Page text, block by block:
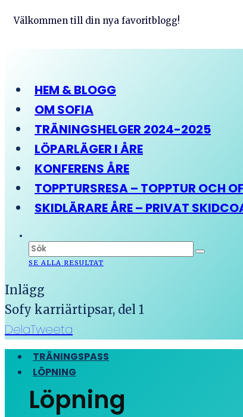
Välkommen till din nya favoritblogg!
HEM & BLOGG
OM SOFIA
TRÄNINGSHELGER 2024-2025
LÖPARLÄGER I ÅRE
KONFERENS ÅRE
TOPPTURSRESA – TOPPTUR OCH
SKIDLÄRARE ÅRE – PRIVAT
SE ALLA RESULTAT
Inlägg
Sofy karriärtipsar, del 1
DelaTweeta
TRÄNINGSPASS
LÖPNING
Löpning